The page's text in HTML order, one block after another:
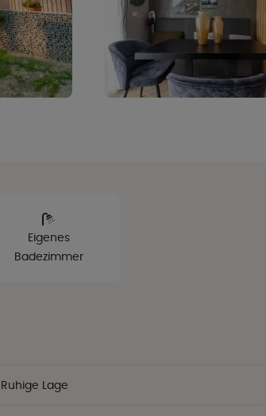
Eigenes
Badezimmer
Ruhige Lage